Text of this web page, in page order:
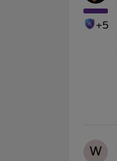
+5
W